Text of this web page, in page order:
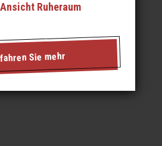
Ruheraum
Sie mehr